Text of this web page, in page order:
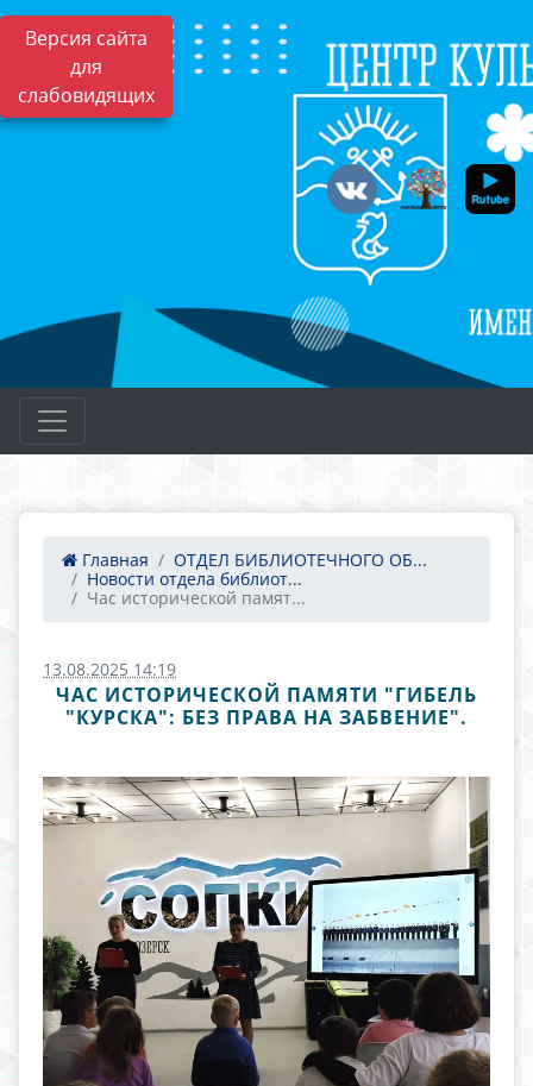
Версия сайта
для
слабовидящих
Главная
ОТДЕЛ БИБЛИОТЕЧНОГО ОБ...
Новости отдела библиот...
Час исторической памят...
13.08.2025 14:19
ЧАС ИСТОРИЧЕСКОЙ ПАМЯТИ "ГИБЕЛЬ
"КУРСКА": БЕЗ ПРАВА НА ЗАБВЕНИЕ".